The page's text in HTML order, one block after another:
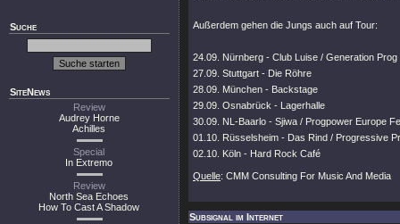
Suche
SiteNews
Review
Audrey Horne
Achilles
Special
In Extremo
Review
North Sea Echoes
How To Cast A Shadow
Außerdem gehen die Jungs auch auf Tour:
24.09. Nürnberg - Club Luise / Generation Prog
27.09. Stuttgart - Die Röhre
28.09. München - Backstage
29.09. Osnabrück - Lagerhalle
30.09. NL-Baarlo - Sjiwa / Progpower Europe
01.10. Rüsselsheim - Das Rind / Progressive
02.10. Köln - Hard Rock Café
Quelle: CMM Consulting For Music And Media
Subsignal im Internet